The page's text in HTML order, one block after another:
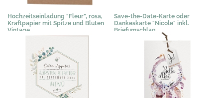
Hochzeitseinladung "Fleur", rosa,
Kraftpapier mit Spitze und Blüten
Vintage
Save-the-Date-Karte oder
Dankeskarte "Nicole" inkl.
Briefumschlag